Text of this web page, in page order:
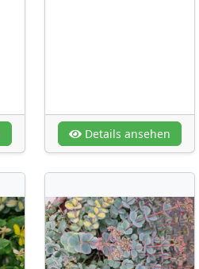
Details ansehen